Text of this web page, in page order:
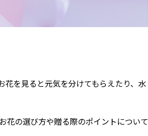
花を見ると元気を分けてもらえたり、水
花の選び方や贈る際のポイントについて